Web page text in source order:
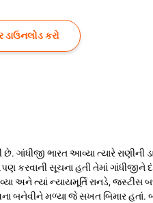
ડાઉનલોડ કરો
છે. ગાંધીજી ભારત આવ્યા ત્યારે
કરવાની સૂચના હતી તેમાં
અને ત્યાં ન્યાયમૂર્તિ રાનડે, જસ્ટીસ
બનેવીને મળ્યા જે સખત બિમાર